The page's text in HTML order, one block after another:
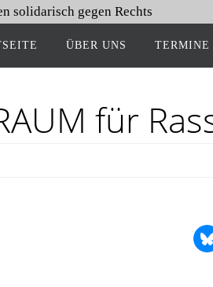
ÜBER UNS TER­MI­NE
für